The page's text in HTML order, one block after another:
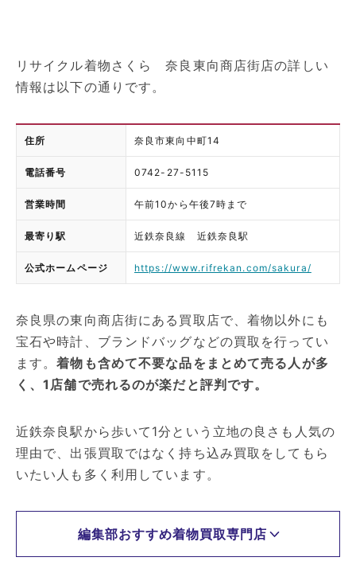
リサイクル着物さくら 奈良東向商店街店の詳しい
情報は以下の通りです。
住所 奈良市東向中町14
電話番号 0742-27-5115
営業時間 午前10から午後7時まで
最寄り駅 近鉄奈良線 近鉄奈良駅
公式ホームページ https://www.rifrekan.com/sakura/
奈良県の東向商店街にある買取店で、着物以外にも
宝石や時計、ブランドバッグなどの買取を行ってい
ます。着物も含めて不要な品をまとめて売る人が多
く、1店舗で売れるのが楽だと評判です。
近鉄奈良駅から歩いて1分という立地の良さも人気の
理由で、出張買取ではなく持ち込み買取をしてもら
いたい人も多く利用しています。
編集部おすすめ着物買取専門店